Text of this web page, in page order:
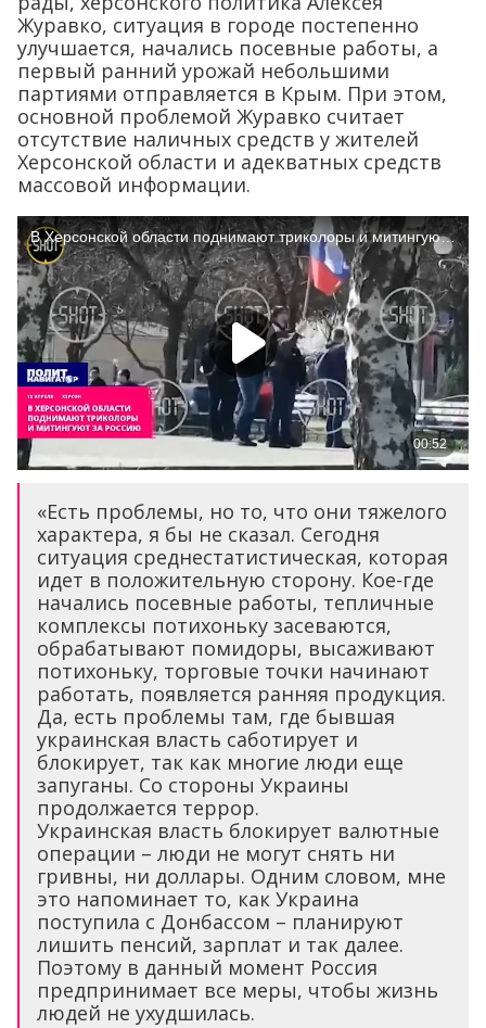
Журавко, ситуация в городе постепенно
улучшается, начались посевные работы, а
первый ранний урожай небольшими
партиями отправляется в Крым. При этом,
основной проблемой Журавко считает
отсутствие наличных средств у жителей
Херсонской области и адекватных средств
массовой информации.
«Есть проблемы, но то, что они тяжелого
характера, я бы не сказал. Сегодня
ситуация среднестатистическая, которая
идет в положительную сторону. Кое-где
начались посевные работы, тепличные
комплексы потихоньку засеваются,
обрабатывают помидоры, высаживают
потихоньку, торговые точки начинают
работать, появляется ранняя продукция.
Да, есть проблемы там, где бывшая
украинская власть саботирует и
блокирует, так как многие люди еще
запуганы. Со стороны Украины
продолжается террор.
Украинская власть блокирует валютные
операции – люди не могут снять ни
гривны, ни доллары. Одним словом, мне
это напоминает то, как Украина
поступила с Донбассом – планируют
лишить пенсий, зарплат и так далее.
Поэтому в данный момент Россия
предпринимает все меры, чтобы жизнь
людей не ухудшилась.